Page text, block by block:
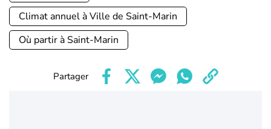
Climat annuel à Ville de Saint-Marin
Où partir à Saint-Marin
Partager